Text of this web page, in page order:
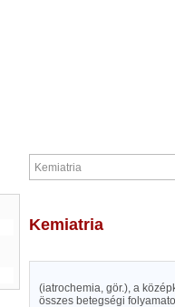
Kemiatria
(iatrochemia, gör.), a
összes betegségi